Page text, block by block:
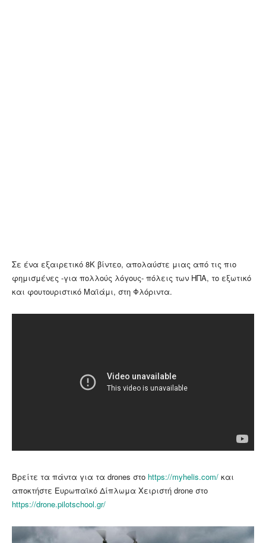
Σε ένα εξαιρετικό 8Κ βίντεο, απολαύστε μιας από τις πιο
φημισμένες -για πολλούς λόγους- πόλεις των ΗΠΑ, το εξωτικό
και φουτουριστικό Μαϊάμι, στη Φλόριντα.
Βρείτε τα πάντα για τα drones στο https://myhelis.com/ και
αποκτήστε Ευρωπαϊκό Δίπλωμα Χειριστή drone στο
https://drone.pilotschool.gr/